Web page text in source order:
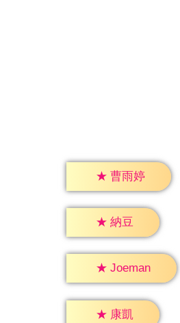
★ 曹雨婷
★ 納豆
★ Joeman
★ 康凱